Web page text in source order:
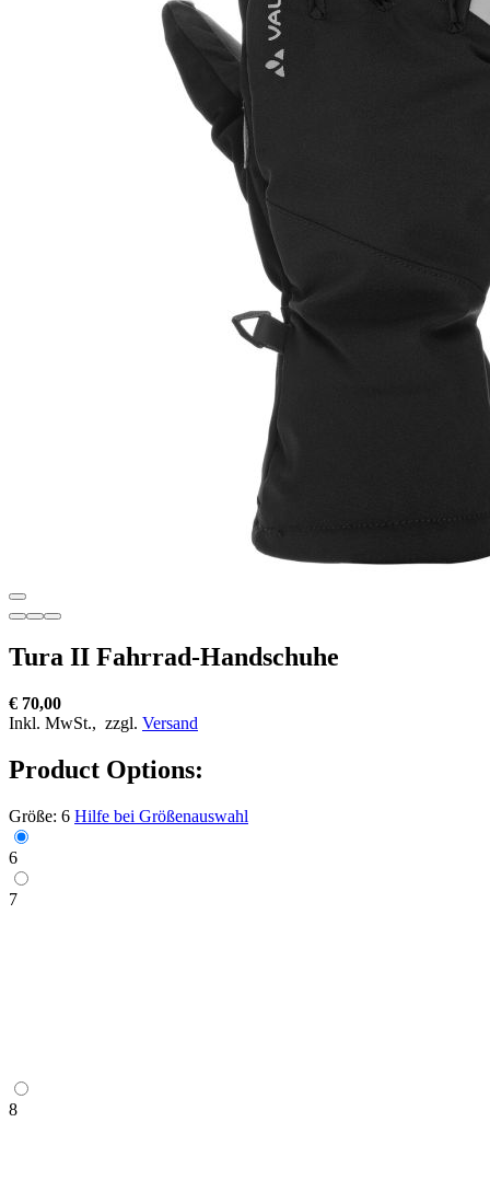
Tura II Fahrrad-Handschuhe
€ 70,00
Inkl. MwSt., zzgl. Versand
Product Options:
Größe: 6 Hilfe bei Größenauswahl
6
7
8